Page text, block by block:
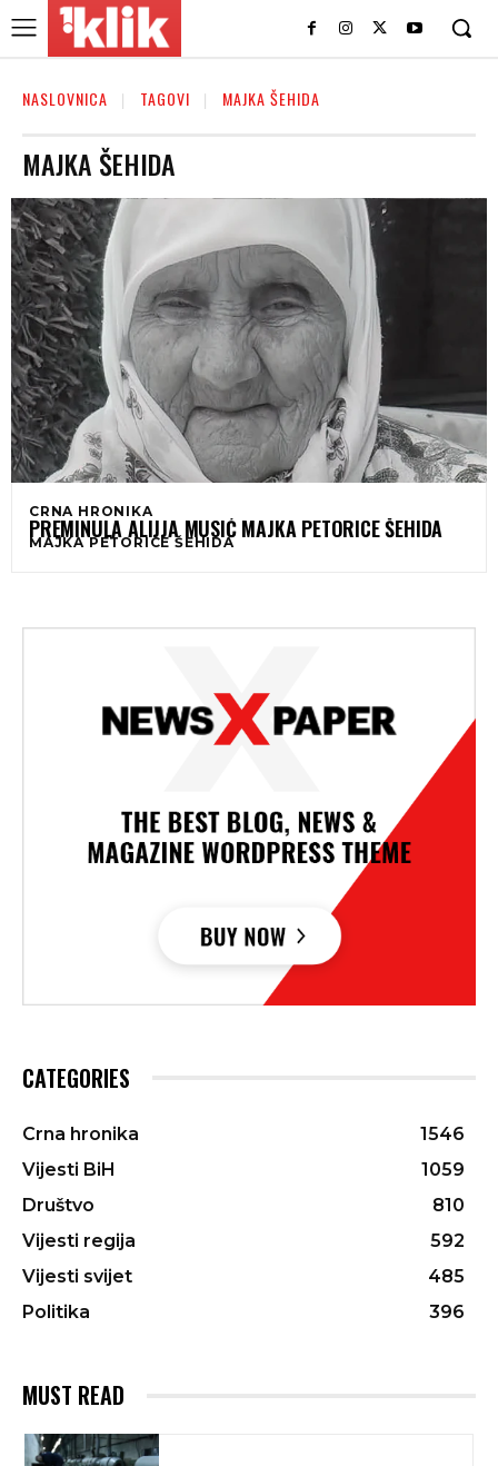
NASLOVNICA TAGOVI MAJKA ŠEHIDA
MAJKA ŠEHIDA
CRNA HRONIKA
PREMINULA ALIJJA MUSIĆ MAJKA PETORICE ŠEHIDA
MAJKA PETORICE ŠEHIDA
CATEGORIES
Crna hronika
1546
Vijesti BiH
1059
Društvo
810
Vijesti regija
592
Vijesti svijet
485
Politika
396
MUST READ